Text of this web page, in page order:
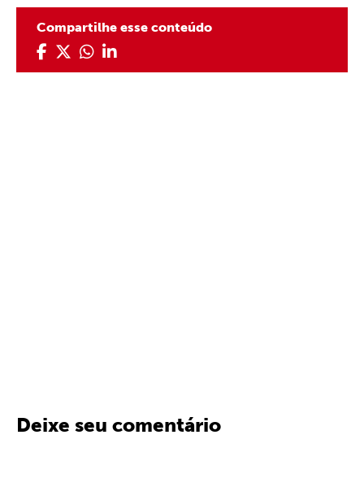
Compartilhe esse conteúdo
Deixe seu comentário